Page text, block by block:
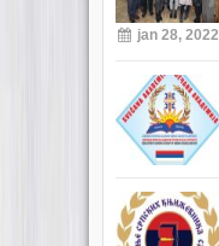
jan 28, 2022